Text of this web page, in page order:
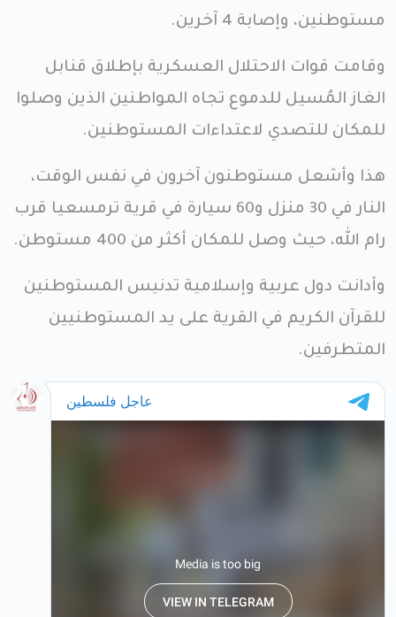
مستوطنين، وإصابة 4 آخرين.
وقامت قوات الاحتلال العسكرية بإطلاق قنابل
الغاز المُسيل للدموع تجاه المواطنين الذين وصلوا
للمكان للتصدي لاعتداءات المستوطنين.
هذا وأشعل مستوطنون آخرون في نفس الوقت،
النار في 30 منزل و60 سيارة في قرية ترمسعيا قرب
رام الله، حيث وصل للمكان أكثر من 400 مستوطن.
وأدانت دول عربية وإسلامية تدنيس المستوطنين
للقرآن الكريم في القرية على يد المستوطنيين
المتطرفين.